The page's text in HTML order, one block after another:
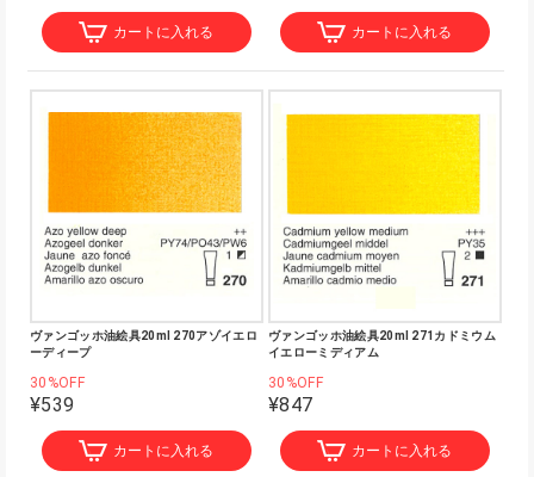
カートに入れる カートに入れる
ヴァンゴッホ油絵具20ml 270アゾイエロ
ーディープ
30%OFF
¥539
カートに入れる
ヴァンゴッホ油絵具20ml 271カドミウム
イエローミディアム
30%OFF
¥847
カートに入れる